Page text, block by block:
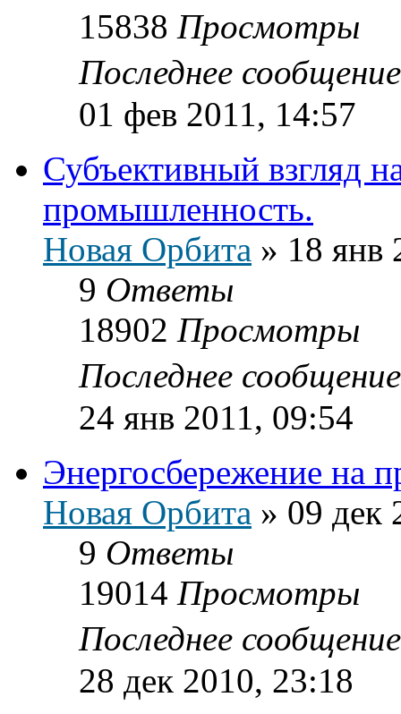
15838 Просмотры
Последнее
01 фев 2011, 14:57
Субъективный взгляд
промышленность.
Новая Орбита » 18 янв
9 Ответы
18902 Просмотры
Последнее
24 янв 2011, 09:54
Энергосбережение на
Новая Орбита » 09 дек
9 Ответы
19014 Просмотры
Последнее
28 дек 2010, 23:18